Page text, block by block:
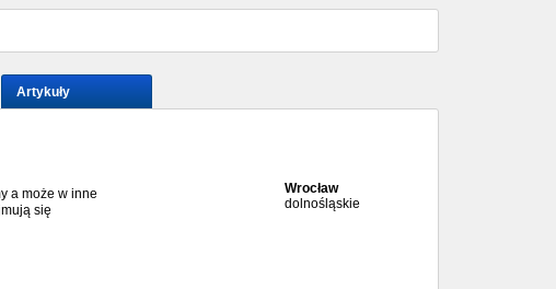
Artykuły
a może w inne
się
Wrocław
dolnośląskie